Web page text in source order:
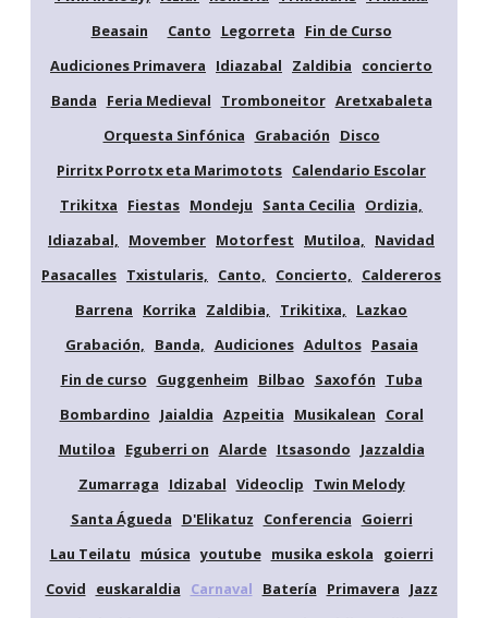
Beasain
Canto Legorreta
Fin de Curso
Audiciones Primavera
Idiazabal Zaldibia
concierto
Banda
Feria Medieval Tromboneitor Aretxabaleta
Orquesta Sinfónica
Grabación
Disco
Pirritx Porrotx eta Marimotots Calendario Escolar
Trikitxa
Fiestas Mondeju Santa Cecilia
Ordizia,
Idiazabal,
Movember Motorfest Mutiloa,
Navidad
Pasacalles Txistularis, Canto, Concierto,
Caldereros
Barrena
Korrika Zaldibia, Trikitixa,
Lazkao
Grabación,
Banda, Audiciones Adultos Pasaia
Fin de curso
Guggenheim Bilbao Saxofón
Tuba
Bombardino
Jaialdia Azpeitia Musikalean
Coral
Mutiloa
Eguberri on Alarde Itsasondo
Jazzaldia
Zumarraga
Idizabal Videoclip
Twin Melody
Santa Águeda
D'Elikatuz Conferencia
Goierri
Lau Teilatu
música youtube musika eskola
goierri
Covid
euskaraldia Carnaval Batería Primavera
Jazz